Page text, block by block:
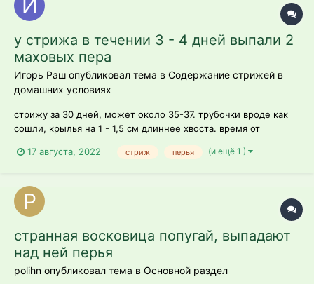
у стрижа в течении 3 - 4 дней выпали 2
маховых пера
Игорь Раш опубликовал тема в Содержание стрижей в
домашних условиях
стрижу за 30 дней, может около 35-37. трубочки вроде как
сошли, крылья на 1 - 1,5 см длиннее хвоста. время от
карабкаться пытается). примерно неделю назад стал
подумал, что собирается с...
17 августа, 2022 стриж перья (и ещё 1 )
странная восковица попугай, выпадают
над ней перья
polihn опубликовал тема в Основной раздел